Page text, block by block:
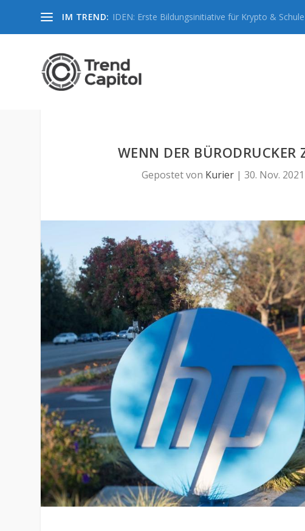
IM TREND: IDEN: Erste Bildungsinitiative für Krypto & Schule
WENN DER
Gepostet von Kurier| 30. Nov. 2021